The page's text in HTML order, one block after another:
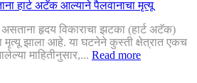
हृदय विकाराचा झटका (हार्ट अटॅक)
मृत्यू झाला आहे. या घटनेने कुस्ती क्षेत्रात एकच
माहितीनुसार,... Read more